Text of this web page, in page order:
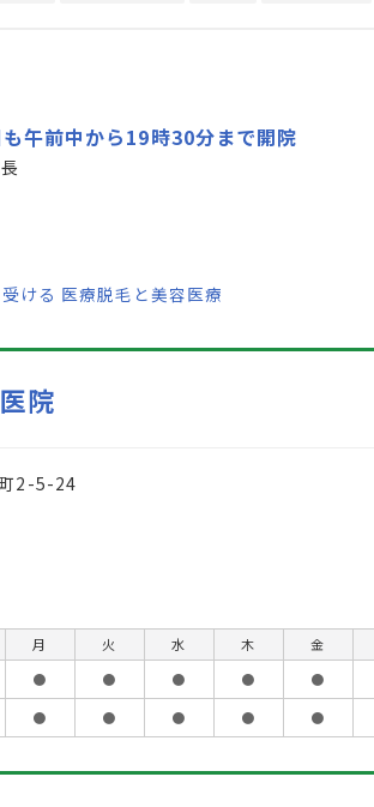
午前中から19時30分まで開院
ける 医療脱毛と美容医療
院
2-5-24
月 火 水 木 金
● ● ● ● ●
● ● ● ● ●